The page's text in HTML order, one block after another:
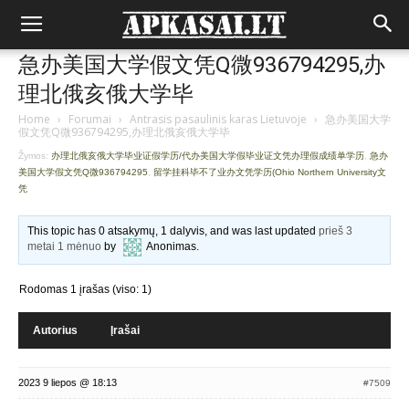
急办美国大学假文凭Q微936794295,办
理北俄亥俄大学毕
Home › Forumai › Antrasis pasaulinis karas Lietuvoje › 急办美国大学
假文凭Q微936794295,办理北俄亥俄大学毕
Žymos: 办理北俄亥俄大学毕业证假学历/代办美国大学假毕业证文凭办理假成绩单学历 急办
美国大学假文凭Q微936794295
留学挂科毕不了业办文凭学历(Ohio Northern University文
凭
This topic has 0 atsakymų, 1 dalyvis, and was last updatedprieš 3
metai 1 mėnuo by Anonimas.
Rodomas 1 įrašas (viso: 1)
Autorius Įrašai
2023 9 liepos @ 18:13 #7509